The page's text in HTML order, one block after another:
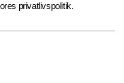
privatlivspolitik.